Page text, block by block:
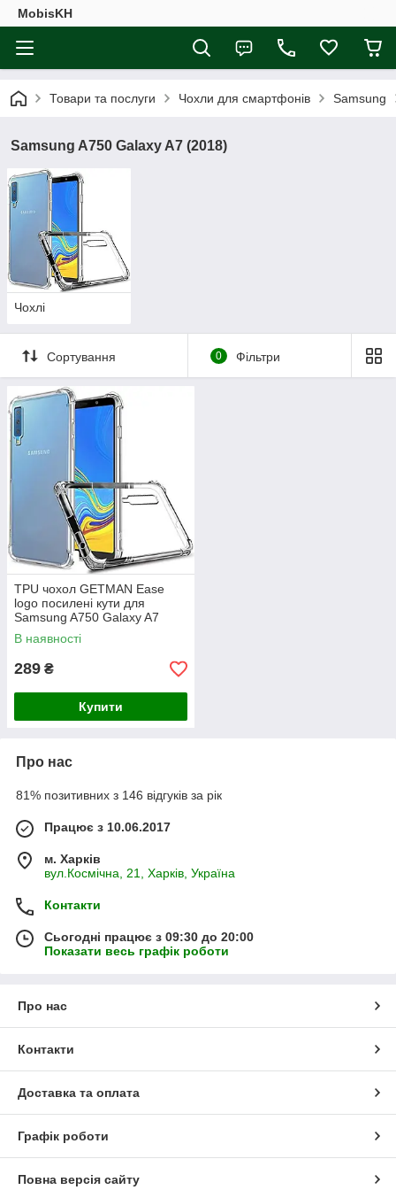
MobisKH
Товари та послуги Чохли для смартфонів Samsung
Samsung A750 Galaxy A7 (2018)
Чохлі
Сортування 0 Фільтри
TPU чохол GETMAN Ease
logo посилені кути для
Samsung A750 Galaxy A7
(2018)
В наявності
289 ₴
Купити
Про нас
81% позитивних з 146 відгуків за рік
Працює з 10.06.2017
м. Харків
вул.Космічна, 21, Харків, Україна
Контакти
Сьогодні працює з 09:30 до 20:00
Показати весь графік роботи
Про нас
Контакти
Доставка та оплата
Графік роботи
Повна версія сайту